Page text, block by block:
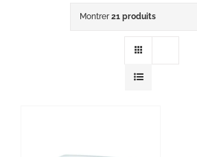
Montrer21 produits